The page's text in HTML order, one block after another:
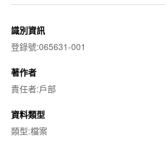
識別資訊
登錄號:065631-001
著作者
責任者:戶部
資料類型
類型:檔案